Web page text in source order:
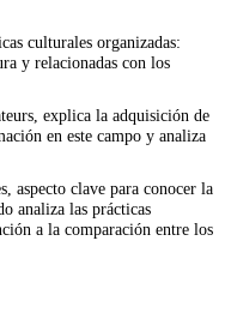
culturales organizadas:
y relacionadas con los
explica la adquisición de
en este campo y analiza
aspecto clave para conocer la
analiza las prácticas
a la comparación entre los